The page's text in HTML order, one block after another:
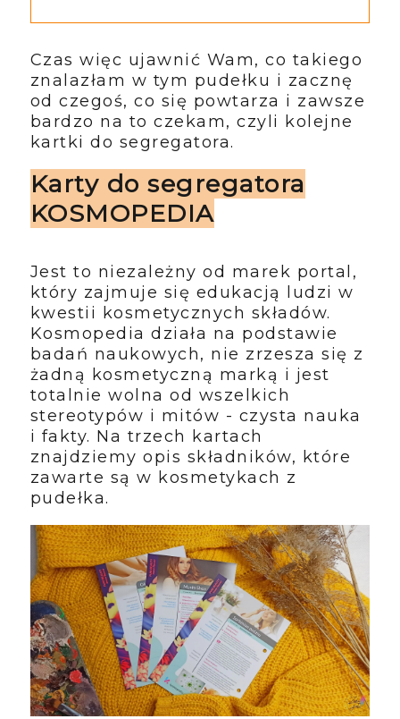
Czas więc ujawnić Wam, co takiego
znalazłam w tym pudełku i zacznę
od czegoś, co się powtarza i zawsze
bardzo na to czekam, czyli kolejne
kartki do segregatora.
Karty do segregatora
KOSMOPEDIA
Jest to niezależny od marek portal,
który zajmuje się edukacją ludzi w
kwestii kosmetycznych składów.
Kosmopedia działa na podstawie
badań naukowych, nie zrzesza się z
żadną kosmetyczną marką i jest
totalnie wolna od wszelkich
stereotypów i mitów - czysta nauka
i fakty. Na trzech kartach
znajdziemy opis składników, które
zawarte są w kosmetykach z
pudełka.